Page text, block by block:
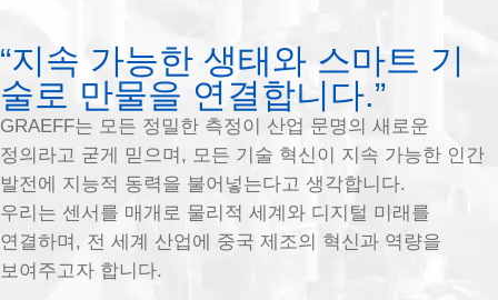
“지속 가능한 생태와 스마트 기
술로 만물을 연결합니다.”
GRAEFF는 모든 정밀한 측정이 산업 문명의 새로운
정의라고 굳게 믿으며, 모든 기술 혁신이 지속 가능한 인간
발전에 지능적 동력을 불어넣는다고 생각합니다.
우리는 센서를 매개로 물리적 세계와 디지털 미래를
연결하며, 전 세계 산업에 중국 제조의 혁신과 역량을
보여주고자 합니다.